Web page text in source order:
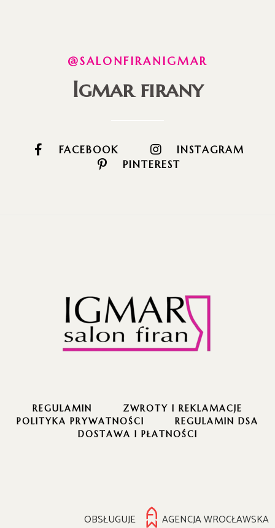
@SALONFIRANIGMAR
Igmar firany
FACEBOOK
INSTAGRAM
PINTEREST
REGULAMIN
ZWROTY I REKLAMACJE
POLITYKA PRYWATNOŚCI
REGULAMIN DSA
DOSTAWA I PŁATNOŚCI
OBSŁUGUJE AGENCJA WROCŁAWSKA